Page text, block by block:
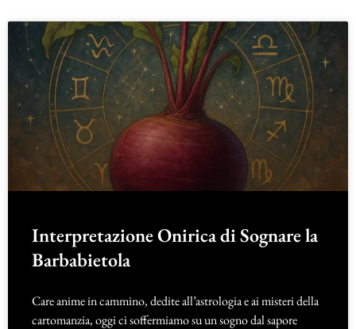
Interpretazione Onirica di Sognare la
Barbabietola
Care anime in cammino, dedite all’astrologia e ai misteri della
cartomanzia, oggi ci soffermiamo su un sogno dal sapore